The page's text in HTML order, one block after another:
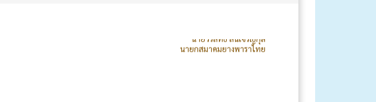
นายกสมาคมยางพาราไทย